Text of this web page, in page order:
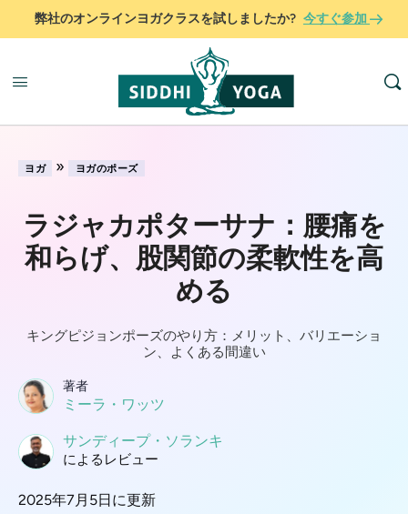
弊社のオンラインヨガクラスを試しましたか? 今すぐ参加
ヨガ » ヨガのポーズ
ラジャカポターサナ：腰痛を
和らげ、股関節の柔軟性を高
める
キングピジョンポーズのやり方：メリット、バリエーショ
ン、よくある間違い
著者
ミーラ・ワッツ
サンディープ・ソランキ
によるレビュー
2025年7月5日に更新